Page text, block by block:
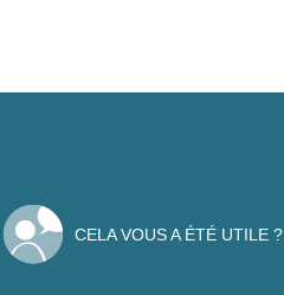
CELA VOUS A ÉTÉ UTILE ?